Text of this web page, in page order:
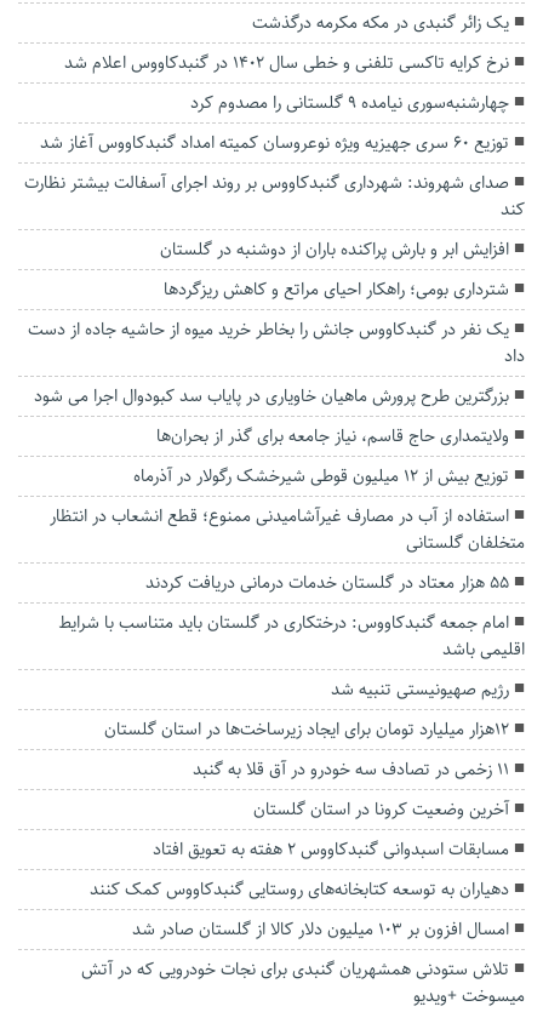
یک زائر گنبدی در مکه مکرمه درگذشت
نرخ کرایه تاکسی تلفنی و خطی سال 1402 در گنبدکاووس اعلام شد
چهارشنبه‌سوری نیامده ۹ گلستانی را مصدوم کرد
توزیع ۶۰ سری جهیزیه ویژه نوعروسان کمیته امداد گنبدکاووس آغاز شد
صدای شهروند: شهرداری گنبدکاووس بر روند اجرای آسفالت بیشتر نظارت
کند
افزایش ابر و بارش پراکنده باران از دوشنبه در گلستان
شترداری بومی؛ راهکار احیای مراتع و کاهش ریزگردها
یک نفر در گنبدکاووس جانش را بخاطر خرید میوه از حاشیه جاده از دست
داد
بزرگترین طرح پرورش ماهیان خاویاری در پایاب سد کبودوال اجرا می شود
ولایتمداری حاج قاسم، نیاز جامعه برای گذر از بحران‌ها
توزیع بیش از ۱۲ میلیون قوطی شیرخشک رگولار در آذرماه
استفاده از آب در مصارف غیرآشامیدنی ممنوع؛ قطع انشعاب در انتظار
متخلفان گلستانی
۵۵ هزار معتاد در گلستان خدمات درمانی دریافت کردند
امام جمعه گنبدکاووس: درختکاری‌ در گلستان باید متناسب با شرایط
اقلیمی باشد
رژیم صهیونیستی تنبیه شد
۱۲هزار میلیارد تومان برای ایجاد زیرساخت‌ها در استان گلستان
۱۱ زخمی در تصادف سه خودرو در آق قلا به گنبد
آخرین وضعیت کرونا در استان گلستان
مسابقات اسبدوانی گنبدکاووس ۲ هفته به تعویق افتاد
دهیاران به توسعه کتابخانه‌های روستایی گنبدکاووس کمک کنند
امسال افزون بر ۱۰۳ میلیون دلار کالا از گلستان صادر شد
تلاش ستودنی همشهریان گنبدی برای نجات خودرویی که در آتش
میسوخت +ویدیو